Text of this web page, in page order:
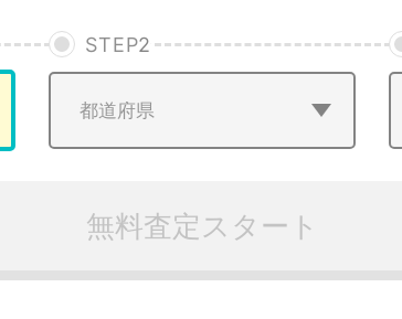
STEP2
無料査定スタート